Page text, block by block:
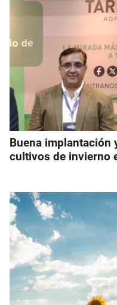
Buena implantación
cultivos de invierno